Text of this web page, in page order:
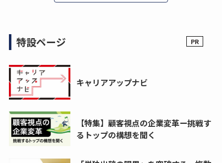
特設ページ
キャリアアップナビ
【特集】顧客視点の企業変革ー挑戦す
るトップの構想を聞く